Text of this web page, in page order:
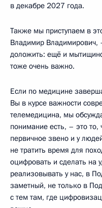
в декабре 2027 года.
Также мы приступаем в
Владимир Владимирович,
доложить: ещё и
тоже очень важно.
Если по медицине
Вы в курсе важности
телемедицина, мы
понимание есть, – это то,
первичное звено и у
не тратить время для
оцифровать и сделать на
реализовывать у нас, в
заметный, не только в
с тем там, где